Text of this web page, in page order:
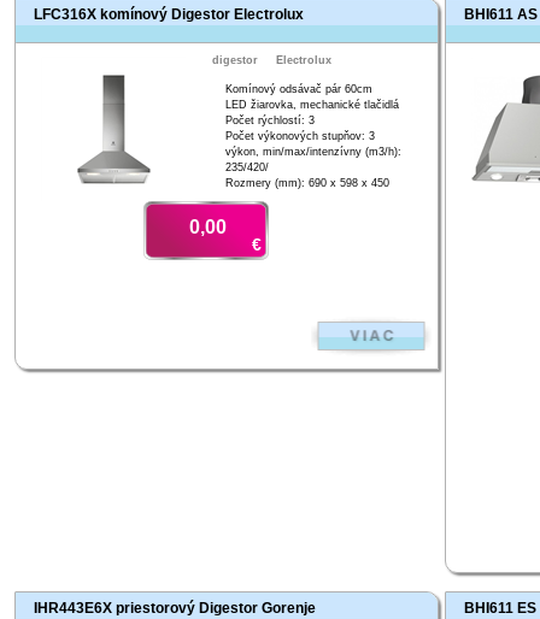
LFC316X komínový Digestor Electrolux
digestor Electrolux
Komínový odsávač pár 60cm
LED žiarovka, mechanické tlačidlá
Počet rýchlostí: 3
Počet výkonových stupňov: 3
výkon, min/max/intenzívny (m3/h):
235/420/
Rozmery (mm): 690 x 598 x 450
0,00
€
BHI611
IHR443E6X priestorový Digestor Gorenje BHI611